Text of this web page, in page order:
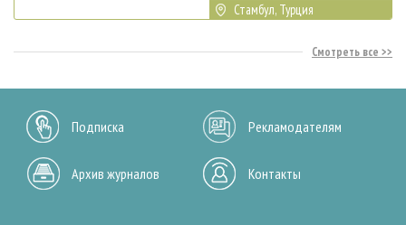
Стамбул, Турция
Смотреть все
Подписка Рекламодателям
Архив журналов Контакты